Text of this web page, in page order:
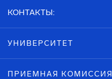
КОНТАКТЫ:
УНИВЕРСИТЕТ
ПРИЕМНАЯ КОМИССИЯ